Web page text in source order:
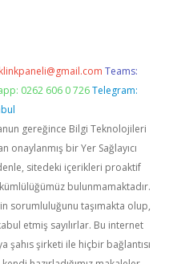
Teams:
0262 606 0 726 Telegram:
gereğince Bilgi Teknolojileri
onaylanmış bir Yer Sağlayıcı
sitedeki içerikleri proaktif
bulunmamaktadır.
sorumluluğunu taşımakta olup,
etmiş sayılırlar. Bu internet
şahıs şirketi ile hiçbir bağlantısı